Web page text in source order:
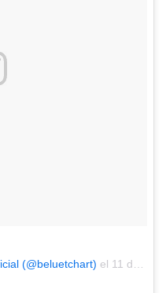
(@beluetchart) el 11 de Ene de 2017 a la(s) 8:24 PST